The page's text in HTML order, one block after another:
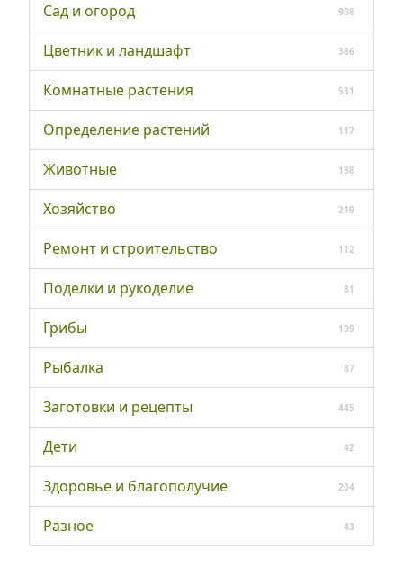
Сад и огород 908
Цветник и ландшафт 386
Комнатные растения 531
Определение растений 117
Животные 188
Хозяйство 219
Ремонт и строительство 112
Поделки и рукоделие 81
Грибы 109
Рыбалка 87
Заготовки и рецепты 445
Дети 42
Здоровье и благополучие 204
Разное 43